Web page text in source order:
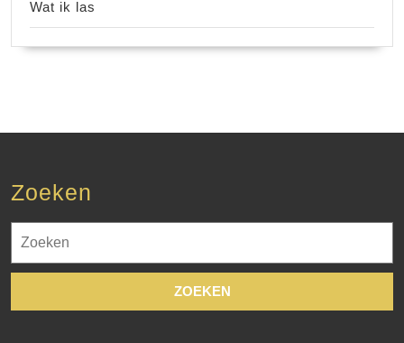
Wat ik las
Zoeken
naar: